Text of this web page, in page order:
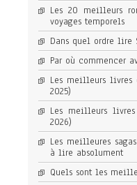
Les 20 meilleurs
voyages temporels
Dans quel ordre lire
Par où commencer
Les meilleurs livres
2025)
Les meilleurs
2026)
Les meilleures
à lire absolument
Quels sont les